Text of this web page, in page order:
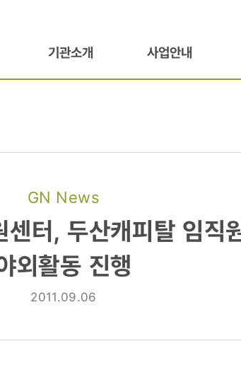
기관소개 사업안내
GN News
터,
터, 두산캐피탈 임직
외활동 진행
2011.09.06